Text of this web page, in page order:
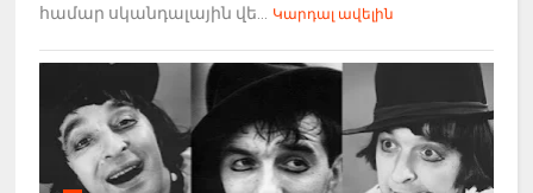
համար սկանդալային վե...
Կարդալ ավելին